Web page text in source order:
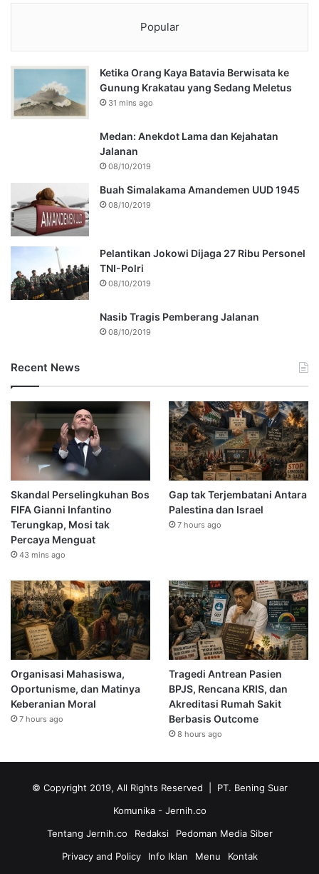
Popular
Ketika Orang Kaya Batavia Berwisata ke
Gunung Krakatau yang Sedang Meletus
31 mins ago
Medan: Anekdot Lama dan Kejahatan
Jalanan
08/10/2019
Buah Simalakama Amandemen UUD 1945
08/10/2019
Pelantikan Jokowi Dijaga 27 Ribu Personel
TNI-Polri
08/10/2019
Nasib Tragis Pemberang Jalanan
08/10/2019
Recent News
Skandal Perselingkuhan Bos
FIFA Gianni Infantino
Terungkap, Mosi tak
Percaya Menguat
43 mins ago
Gap tak Terjembatani Antara
Palestina dan Israel
7 hours ago
Organisasi Mahasiswa,
Oportunisme, dan Matinya
Keberanian Moral
7 hours ago
Tragedi Antrean Pasien
BPJS, Rencana KRIS, dan
Akreditasi Rumah Sakit
Berbasis Outcome
8 hours ago
© Copyright 2019, All Rights Reserved | PT. Bening Suar
Komunika - Jernih.co
Tentang Jernih.co
Redaksi
Pedoman Media Siber
Privacy and Policy
Info Iklan Menu Kontak